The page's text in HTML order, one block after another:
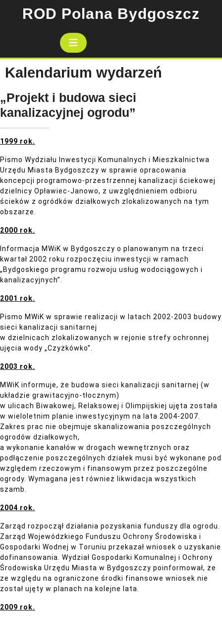
ROD Polana Bydgoszcz
Open
Button
Kalendarium wydarzeń
„Projekt i budowa sieci
kanalizacyjnej ogrodu”
1999 rok.
Pismo Wydziału Inwestycji Komunalnych i Mieszkalnictwa
Urzędu Miasta Bydgoszczy w sprawie opracowania
koncepcji programowo-przestrzennej kanalizacji ściekowej
dzielnicy Opławiec-Janowo, z uwzględnieniem odbioru
ścieków z ogródków działkowych zlokalizowanych na tym
obszarze.
2000 rok.
Informacja MWiK w Bydgoszczy o planowanym na trzeci
kwartał 2002 roku rozpoczęciu inwestycji w ramach
„Bydgoskiego programu rozwoju usług wodociągowych i
kanalizacyjnych”.
2001 rok.
Pismo MWiK w sprawie realizacji w latach 2002-2003 budowy
sieci kanalizacji sanitarnej
w dzielnicach zlokalizowanych w rejonie strefy ochronnej
ujęcia wody „Czyżkówko”.
2003 rok.
MWiK informuje, że budowa sieci kanalizacji sanitarnej (w
układzie grawitacyjno-tłocznym)
w ulicach Biwakowej, Relaksowej i Olimpijskiej ujęta została
w wieloletnim planie inwestycyjnym na lata 2004-2007.
Zakres prac nie obejmuje skanalizowania poszczególnych
ogrodów działkowych,
a wykonanie kanałów w drogach wewnętrznych oraz
podłączenie poszczególnych działek musi być wykonane pod
względem rzeczowym i finansowym przez poszczególne
ogrody. Wymagana jest również likwidacja wszystkich
szamb.
2004 rok.
Zarząd rozpoczął działania pozyskania funduszy dla ogrodu.
Zarząd Wojewódzkiego Funduszu Ochrony Środowiska i
Gospodarki Wodnej w Toruniu przekazał wniosek o uzyskanie
dofinansowania. Wydział Gospodarki Komunalnej i Ochrony
Środowiska Urzędu Miasta w Bydgoszczy poinformował, że
ze względu na ograniczone środki finansowe wniosek nie
został ujęty w planach na kolejne lata.
2009 rok.